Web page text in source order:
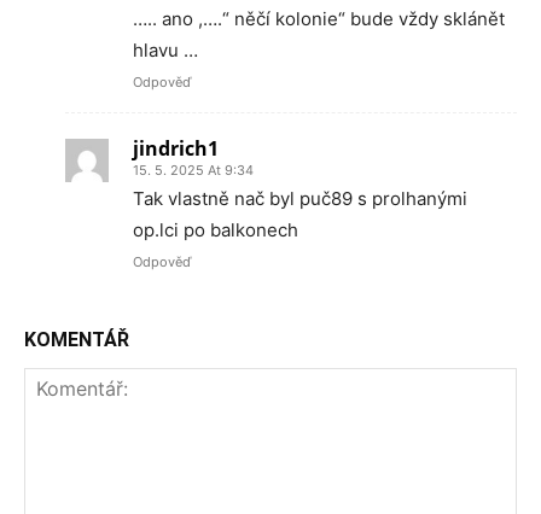
….. ano ,….“ něčí kolonie“ bude vždy sklánět
hlavu …
Odpověď
jindrich1
15. 5. 2025 At 9:34
Tak vlastně nač byl puč89 s prolhanými
op.lci po balkonech
Odpověď
KOMENTÁŘ